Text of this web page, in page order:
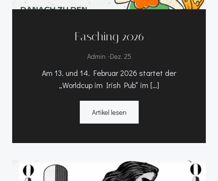
Fasching 2026
Admin -Dez. 25
Am 13. und 14. Februar 2026 startet der
„Worldcup im Irish Pub“ im […]
Artikel lesen